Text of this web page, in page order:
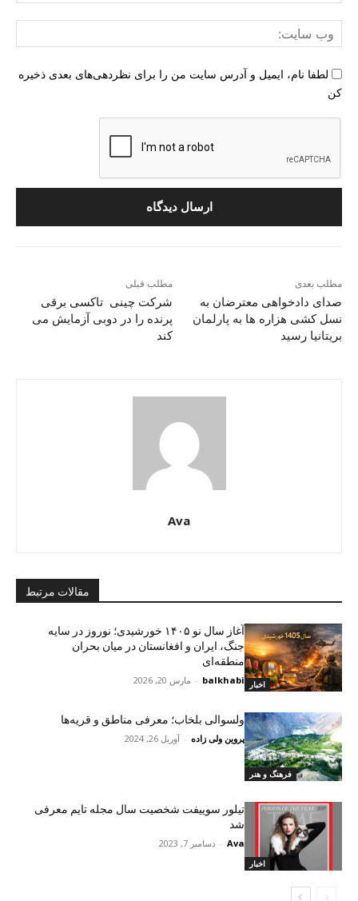
لطفا نام، ایمیل و آدرس سایت من را برای نظردهی‌های بعدی ذخیره
کن
مطلب قبلی
شرکت چینی تاکسی برقی
پرنده را در دوبی آزمایش می
کند
مطلب بعدی
صدای دادخواهی معترضان به
نسل کشی هزاره ها به پارلمان
بریتانیا رسید
Ava
مقالات مرتبط
اخبار
آغاز سال نو ۱۴۰۵ خورشیدی؛ نوروز در سایه
جنگ، ایران و افغانستان در میان بحران
منطقه‌ای
balkhabi
- مارس 20, 2026
فرهنگ و هنر
ولسوالی بلخاب؛ معرفی مناطق و قریه‌ها
پروین ولی زاده - آوریل 26, 2024
اخبار
تیلور سوییفت شخصیت سال مجله تایم معرفی
شد
Ava
- دسامبر 7, 2023